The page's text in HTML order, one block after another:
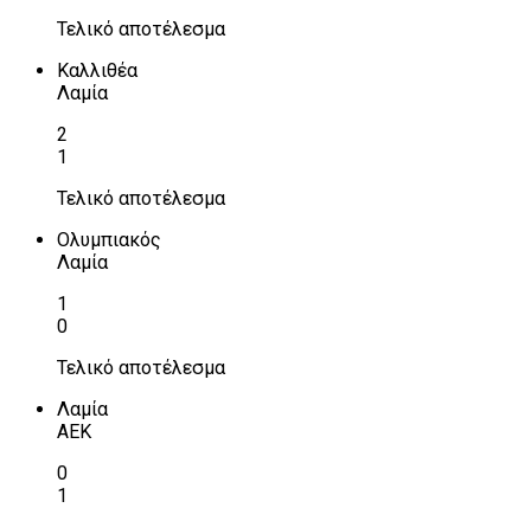
Τελικό αποτέλεσμα
Καλλιθέα
Λαμία
2
1
Τελικό αποτέλεσμα
Ολυμπιακός
Λαμία
1
0
Τελικό αποτέλεσμα
Λαμία
ΑΕΚ
0
1